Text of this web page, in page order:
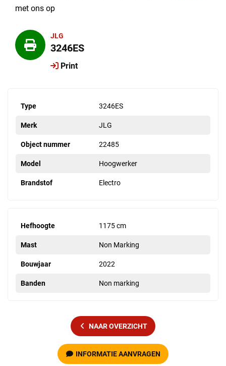
met ons op
JLG
3246ES
Print
Type 3246ES
Merk JLG
Object nummer 22485
Model Hoogwerker
Brandstof Electro
Hefhoogte 1175 cm
Mast Non Marking
Bouwjaar 2022
Banden Non marking
NAAR OVERZICHT
INFORMATIE AANVRAGEN